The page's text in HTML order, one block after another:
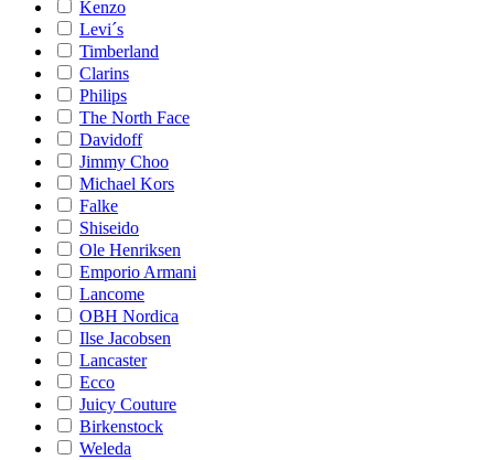
Kenzo
Levi´s
Timberland
Clarins
Philips
The North Face
Davidoff
Jimmy Choo
Michael Kors
Falke
Shiseido
Ole Henriksen
Emporio Armani
Lancome
OBH Nordica
Ilse Jacobsen
Lancaster
Ecco
Juicy Couture
Birkenstock
Weleda